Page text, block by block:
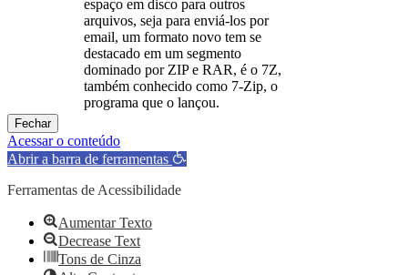
espaço em disco para outros
arquivos, seja para enviá-los por
email, um formato novo tem se
destacado em um segmento
dominado por ZIP e RAR, é o 7Z,
também conhecido como 7-Zip, o
programa que o lançou.
Fechar
Acessar o conteúdo
Abrir a barra de ferramentas
Ferramentas de Acessibilidade
Aumentar Texto
Decrease Text
Tons de Cinza